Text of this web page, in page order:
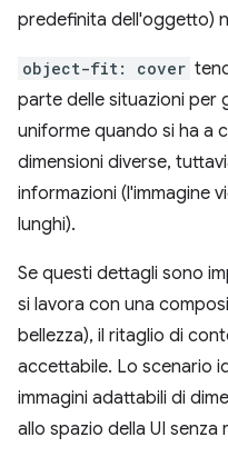
predefinita dell'oggetto)
object-fit: cover
parte delle situazioni per
uniforme quando si ha a
dimensioni diverse,
informazioni (l'immagine
lunghi).
Se questi dettagli sono
si lavora con una
bellezza), il ritaglio di
accettabile. Lo scenario
immagini adattabili di
allo spazio della UI senza